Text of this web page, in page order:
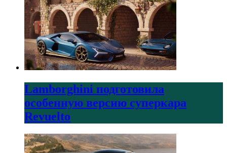
Lamborghini подготовила
особенную версию суперкара
Revuelto